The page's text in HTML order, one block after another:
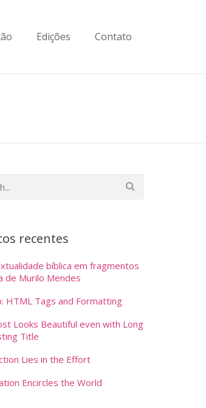
Edições Contato
recentes
bíblica em fragmentos
de Murilo Mendes
HTML Tags and Formatting
Looks Beautiful even with Long
Title
Lies in the Effort
Encircles the World